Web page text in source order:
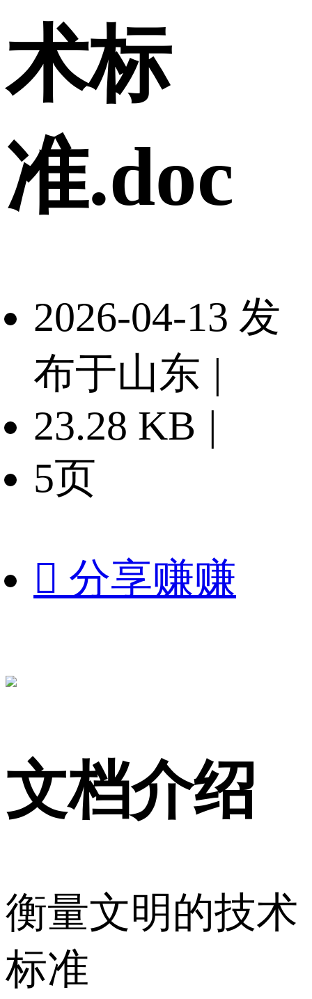
术标
准.doc
2026-04-13 发
布于山东 |
23.28 KB |
5页
 分享赚赚
文档介绍
衡量文明的技术
标准